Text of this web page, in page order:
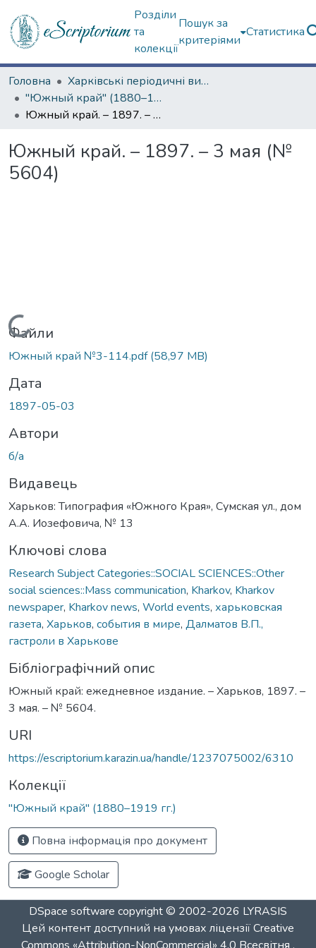
Розділи
та
колекції
Пошук за
критеріями
Статистика
Головна
Харківські періодичні видання
"Южный край" (1880–1919 гг.)
Южный край. – 1897. – 3 мая (№ 5604)
Южный край. – 1897. – 3 мая (№
5604)
Вантажиться...
Файли
Южный край №3-114.pdf(58,97 MB)
Дата
1897-05-03
Автори
б/а
Видавець
Харьков: Типография «Южного Края», Сумская ул., дом
А.А. Иозефовича, № 13
Ключові слова
Research Subject Categories::SOCIAL SCIENCES::Other
social sciences::Mass communication, Kharkov, Kharkov
newspaper, Kharkov news, World events, харьковская
газета, Харьков, события в мире, Далматов В.П.,
гастроли в Харькове
Бібліографічний опис
Южный край: ежедневное издание. – Харьков, 1897. –
3 мая. – № 5604.
URI
https://escriptorium.karazin.ua/handle/1237075002/6310
Колекції
"Южный край" (1880–1919 гг.)
Повна інформація про документ
Google Scholar
DSpace software copyright © 2002-2026 LYRASIS
Цей контент доступний на умовах ліцензіїCreative